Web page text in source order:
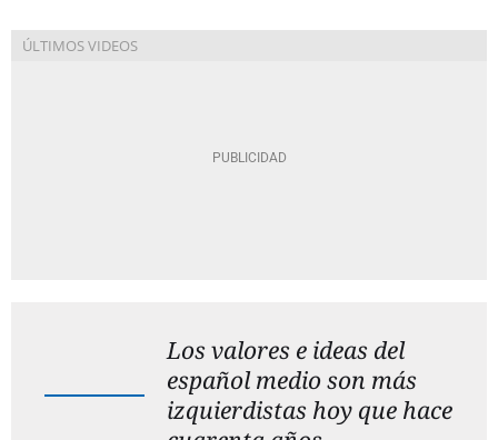
Los valores e ideas del
español medio son más
izquierdistas hoy que hace